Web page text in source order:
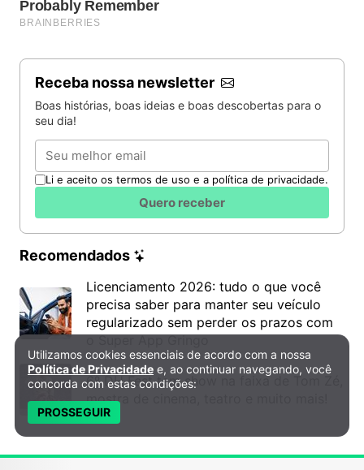
Dominar os impulsos da raiva canalizando essa
energia para ações produtivas.
Aceitar a brevidade da vida para focar apenas
nas prioridades reais.
Praticar a honestidade total consigo mesmo
Como aplicar a sabedoria de Marco
Aurélio na sua jornada?
Abraçar a postura de um verdadeiro guerreiro
mental exige espaço contínuo e muita vigilância
sobre os pensamentos cotidianos. Estudar
profundamente o
escudo definitivo contra a ansiedade e o desespero
paralisante nos piores momentos. Afigura histórica
deMarco Aurélioservecomo prova de que é
Receba nossa newsletter
Boas histórias, boas ideias e boas descobertas para o
seu dia!
Email
Li e aceito os termos de uso e a política de privacidade.
Quero receber
Recomendados
Licenciamento 2026: tudo o que você
precisa saber para manter seu veículo
regularizado sem perder os prazos com
o Super App Gringo
6º DH Fest tem show na faixa de Tom Zé,
mostra de cinema, teatro e muito mais!
Política de Privacidade e Cookies
Utilizamos cookies essenciais de acordo com a nossa
Política de Privacidade e, ao continuar navegando, você
concorda com estas condições:
PROSSEGUIR